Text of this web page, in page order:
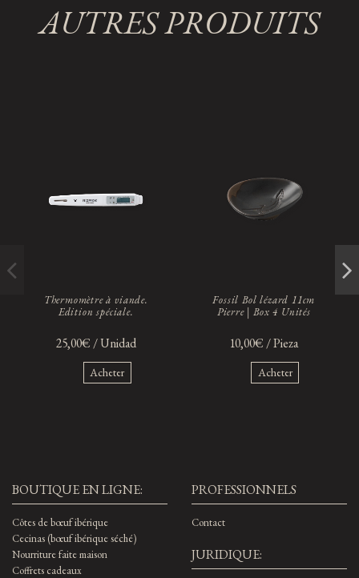
AUTRES PRODUITS
Thermomètre à viande.
Edition spéciale.
25,00€ / Unidad
Acheter
Fossil Bol lézard 11cm
Pierre | Box 4 Unités
10,00€ / Pieza
Acheter
BOUTIQUE EN LIGNE:
Côtes de bœuf ibérique
Cecinas (bœuf ibérique séché)
Nourriture faite maison
Coffrets cadeaux
PROFESSIONNELS
Contact
JURIDIQUE: